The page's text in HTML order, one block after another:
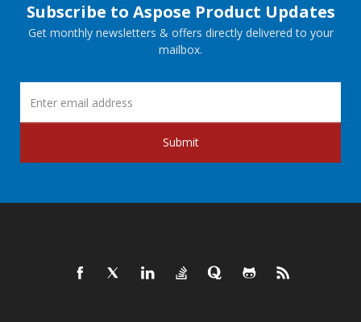
Subscribe to Aspose Product Updates
Get monthly newsletters & offers directly delivered to your
mailbox.
Submit